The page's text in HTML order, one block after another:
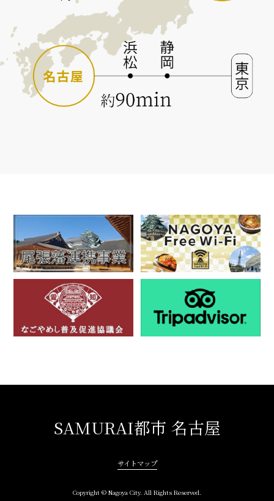
SAMURAI都市 名古屋
サイトマップ
Copyright © Nagoya City. All Rights Reserved.